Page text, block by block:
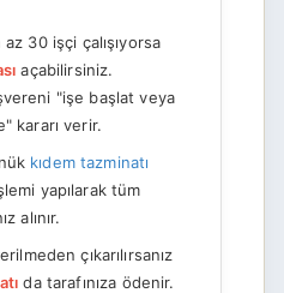
30 işçi çalışıyorsa
açabilirsiniz.
"işe başlat veya
kararı verir.
kıdem tazminatı
yapılarak tüm
alınır.
çıkarılırsanız
da tarafınıza ödenir.